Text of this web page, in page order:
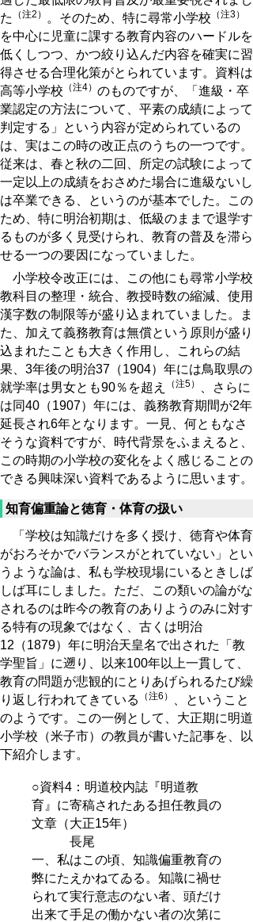
た
（注2） 。そのため、特に尋常小学校 （注3）
を中心に児童に課する教育内容のハードルを
低くしつつ、かつ絞り込んだ内容を確実に習
得させる合理化策がとられています。資料は
高等小学校 （注4） のものですが、「進級・卒
業認定の方法について、平素の成績によって
判定する」という内容が定められているの
は、実はこの時の改正点のうちの一つです。
従来は、春と秋の二回、所定の試験によって
一定以上の成績をおさめた場合に進級ないし
は卒業できる、というのが基本でした。この
ため、特に明治初期は、低級のままで退学す
るものが多く見受けられ、教育の普及を滞ら
せる一つの要因になっていました。
小学校令改正には、この他にも尋常小学校
教科目の整理・統合、教授時数の縮減、使用
漢字数の制限等が盛り込まれていました。ま
た、加えて義務教育は無償という原則が盛り
込まれたことも大きく作用し、これらの結
果、3年後の明治37（1904）年には鳥取県の
就学率は男女とも90％を超え
（注5）
、さらに
は同40（1907）年には、義務教育期間が2年
延長され6年となります。一見、何ともなさ
そうな資料ですが、時代背景をふまえると、
この時期の小学校の変化をよく感じることの
できる興味深い資料であるように思います。
知育偏重論と徳育・体育の扱い
「学校は知識だけを多く授け、徳育や体育
がおろそかでバランスがとれていない」とい
うような論は、私も学校現場にいるときしば
しば耳にしました。ただ、この類いの論がな
されるのは昨今の教育のありようのみに対す
る特有の現象ではなく、古くは明治
12（1879）年に明治天皇名で出された「教
学聖旨」に遡り、以来100年以上一貫して、
教育の問題が悲観的にとりあげられるたび繰
り返し行われてきている
（注6）
、ということ
のようです。この一例として、大正期に明道
小学校（米子市）の教員が書いた記事を、以
下紹介します。
○資料4：明道校内誌『明道教
育』に寄稿されたある担任教員の
文章（大正15年）
長尾
一、私はこの頃、知識偏重教育の
弊にたえかねてゐる。知識に禍せ
られて実行意志のない者、頭だけ
出来て手足の働かない者の次第に